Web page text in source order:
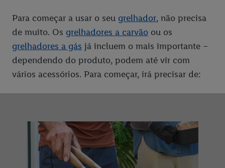
Para começar a usar o seu grelhador, não precisa
de muito. Os grelhadores a carvão ou os
grelhadores a gás já incluem o mais importante –
dependendo do produto, podem até vir com
vários acessórios. Para começar, irá precisar de: